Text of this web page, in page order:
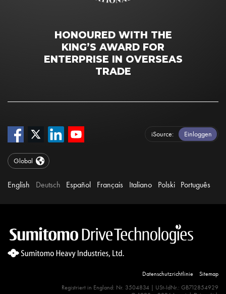
HONOURED WITH THE
KING’S AWARD FOR
ENTERPRISE IN OVERSEAS
TRADE
iSource Einloggen
Global
English Deutsch Español Français Italiano Polski Português
Datenschutzrichtlinie
Sitemap
Registriert in England: Nr. 3504834 | USt-IdNr.: GB712854929
Site Search 360 Error:There is no input element for the